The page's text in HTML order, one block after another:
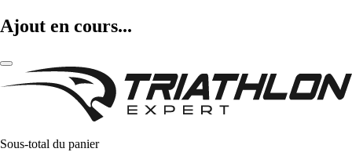
Ajout en cours...
Sous-total du panier